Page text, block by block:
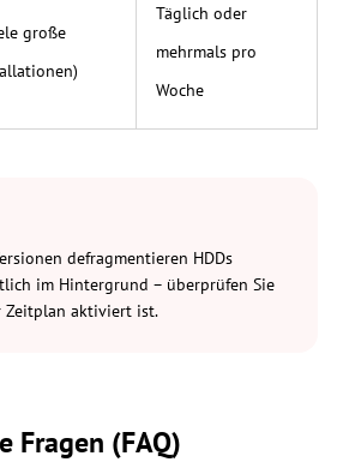
große
Täglich oder
mehrmals pro
Woche
defragmentieren HDDs
im Hintergrund – überprüfen Sie
Zeitplan aktiviert ist.
Fragen (FAQ)